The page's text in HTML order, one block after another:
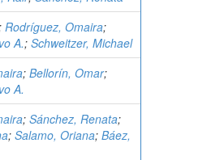
Rodríguez, Omaira;
A.; Schweitzer, Michael
; Bellorín, Omar;
A.
; Sánchez, Renata;
; Salamo, Oriana; Báez,